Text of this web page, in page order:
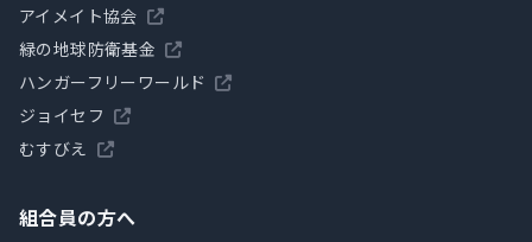
アイメイト協会
緑の地球防衛基金
ハンガーフリーワールド
ジョイセフ
むすびえ
組合員の方へ